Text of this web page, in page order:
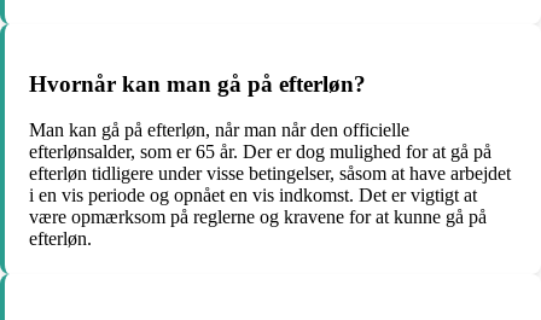
Hvornår kan man gå på efterløn?
Man kan gå på efterløn, når man når den officielle
efterlønsalder, som er 65 år. Der er dog mulighed for at gå på
efterløn tidligere under visse betingelser, såsom at have arbejdet
i en vis periode og opnået en vis indkomst. Det er vigtigt at
være opmærksom på reglerne og kravene for at kunne gå på
efterløn.